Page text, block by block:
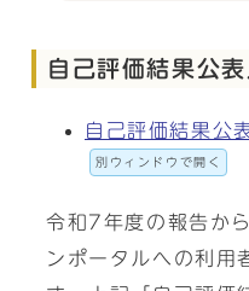
自己評価結果公
自己評価結果公
別ウィンドウで開く
令和7年度の報告か
ンポータルへの利用